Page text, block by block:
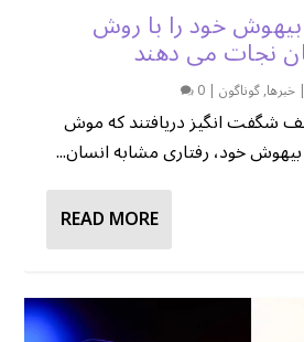
خود را با روش
نجات می دهند
|خبرها,گوناگون |
0
شگفت انگیز دریافتند که موش
بیهوش خود، رفتاری مشابه انسان...
READ MORE